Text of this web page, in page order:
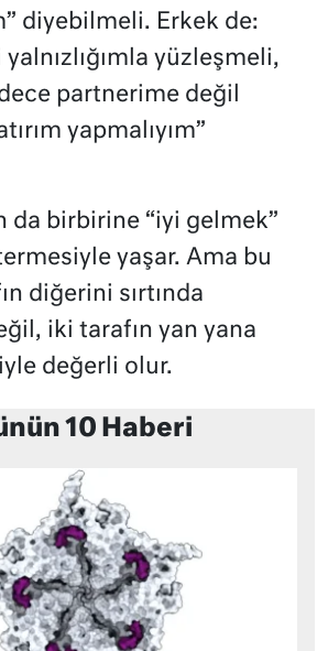
diyebilmeli. Erkek de:
yüzleşmeli,
partnerime değil
yapmalıyım”
da birbirine “iyi gelmek”
yaşar. Ama bu
diğerini sırtında
iki tarafın yan yana
değerli olur.
10 Haberi